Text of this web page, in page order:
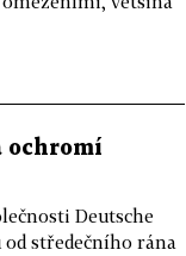
ochromí
Deutsche
od středečního rána